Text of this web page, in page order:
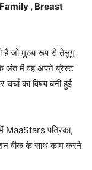
, Breast
हैं जो मुख्य रूप से तेलुगु
के अंत में वह अपने ब्रैस्ट
का विषय बनी हुई
पत्रिका,
वीक के साथ काम करने